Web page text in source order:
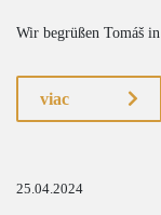
Wir begrüßen Tomáš
viac
25.04.2024